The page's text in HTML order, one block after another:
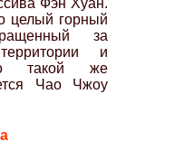
целый горный
за
и
такой же
Чао Чжоу